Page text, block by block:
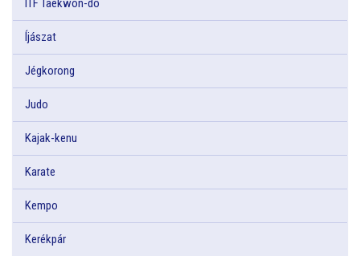
ITF Taekwon-do
Íjászat
Jégkorong
Judo
Kajak-kenu
Karate
Kempo
Kerékpár